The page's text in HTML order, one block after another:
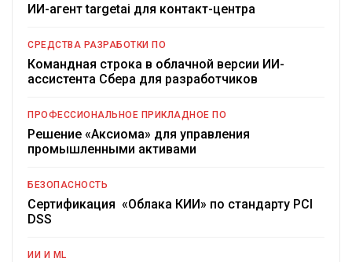
ИИ-агент targetai для контакт-центра
СРЕДСТВА РАЗРАБОТКИ ПО
Командная строка в облачной версии ИИ-
ассистента Сбера для разработчиков
ПРОФЕССИОНАЛЬНОЕ ПРИКЛАДНОЕ ПО
Решение «Аксиома» для управления
промышленными активами
БЕЗОПАСНОСТЬ
Сертификация «Облака КИИ» по стандарту PCI
DSS
ИИ И ML